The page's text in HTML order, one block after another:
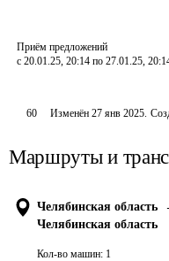
Приём предложений
с 20.01.25, 20:14 по 27.01.25,
60 Изменён27 янв 2025.
Маршруты и
Челябинская область
Челябинская область
Кол-во машин: 1